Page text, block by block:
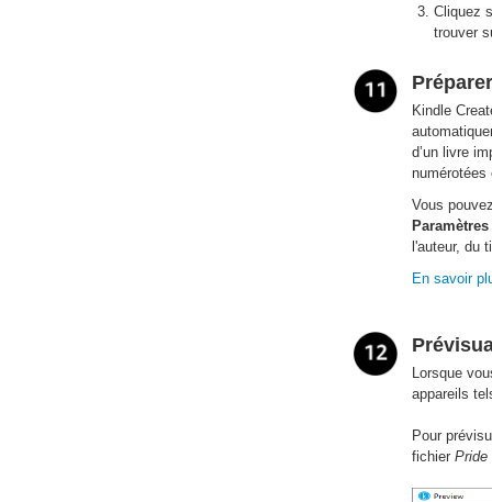
Cliquez
trouver
Kindle
d’un livre
numérotées
Vous
l'auteur, du
En savoir
Lorsque
appareils
Pour
fichier Pride